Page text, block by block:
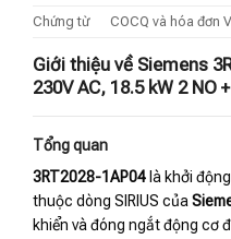
Chứng từ
COCQ và hóa đơn
Giới thiệu về Siemens
230V AC, 18.5 kW 2 NO
Tổng quan
3RT2028-1AP04 là khởi
thuộc dòng SIRIUS của
khiển và đóng ngắt động cơ